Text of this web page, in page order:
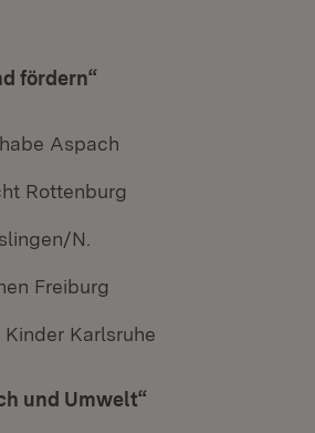
fördern“
Aspach
Rottenburg
N.
Freiburg
Karlsruhe
und Umwelt“